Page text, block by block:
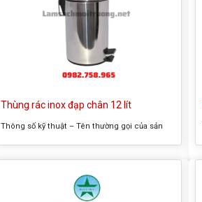
Thùng rác inox đạp chân 12 lít
Thông số kỹ thuật – Tên thường gọi của sản
đựng rác bên trong Thông tin sản phẩm
thùng rác inox đạp chân 12...